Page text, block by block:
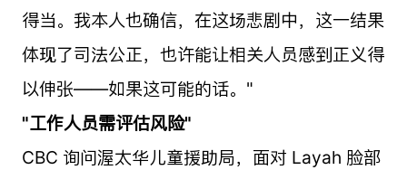
得当。我本人也确信，在这场悲剧中，这一结果
体现了司法公正，也许能让相关人员感到正义得
以伸张——如果这可能的话。"
"工作人员需评估风险"
CBC 询问渥太华儿童援助局，面对 Layah 脸部